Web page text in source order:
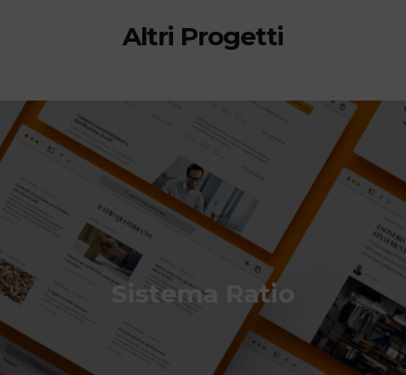
Altri Progetti
Sistema Ratio